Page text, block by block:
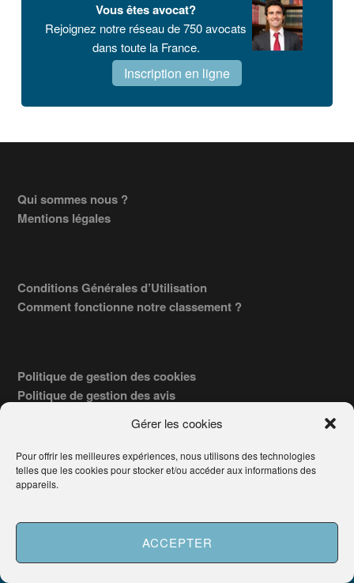
Gérer les cookies
Pour offrir les meilleures expériences, nous utilisons des technologies
telles que les cookies pour stocker et/ou accéder aux informations des
appareils.
ACCEPTER
Vous êtes avocat?
Rejoignez notre réseau de 750 avocats
dans toute la France.
Inscription en ligne
Footer
Qui sommes nous ?
Mentions légales
Conditions Générales d’Utilisation
Comment fonctionne notre classement ?
Politique de gestion des cookies
Politique de gestion des avis
Déclaration de Confidentialité
Engagement de Service